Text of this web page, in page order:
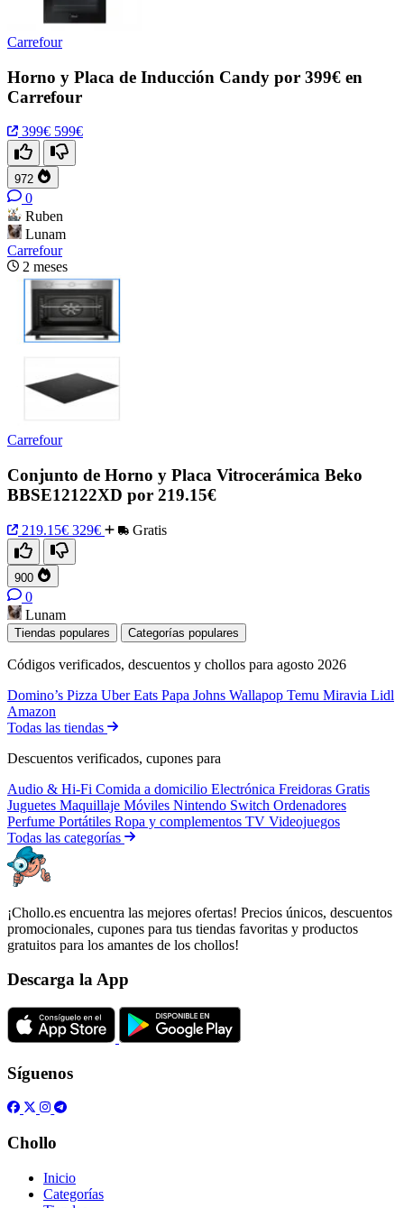
Carrefour
Horno y Placa de Inducción Candy por 399€ en
Carrefour
399€ 599€
972
0
Ruben
Lunam
Carrefour
2 meses
Carrefour
Conjunto de Horno y Placa Vitrocerámica Beko
BBSE12122XD por 219.15€
219.15€ 329€ Gratis
900
0
Lunam
Tiendas populares Categorías populares
Códigos verificados, descuentos y chollos para agosto 2026
Domino’s Pizza Uber Eats Papa Johns Wallapop Temu Miravia Lidl
Amazon
Todas las tiendas
Descuentos verificados, cupones para
Audio & Hi-Fi Comida a domicilio Electrónica Freidoras Gratis
Juguetes Maquillaje Móviles Nintendo Switch Ordenadores
Perfume Portátiles Ropa y complementos TV Videojuegos
Todas las categorías
¡Chollo.es encuentra las mejores ofertas! Precios únicos, descuentos
promocionales, cupones para tus tiendas favoritas y productos
gratuitos para los amantes de los chollos!
Descarga la App
Síguenos
Chollo
Inicio
Categorías